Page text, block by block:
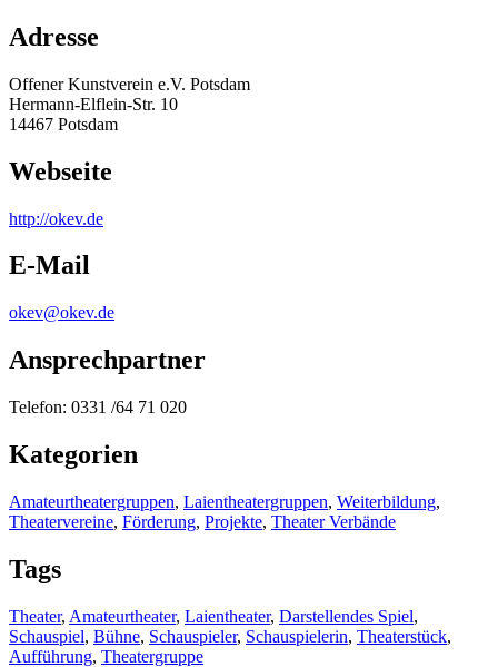
Adresse
Offener Kunstverein e.V. Potsdam
Hermann-Elflein-Str. 10
14467 Potsdam
Webseite
http://okev.de
E-Mail
okev@okev.de
Ansprechpartner
Telefon: 0331 /64 71 020
Kategorien
Amateurtheatergruppen, Laientheatergruppen, Weiterbildung,
Theatervereine, Förderung, Projekte, Theater Verbände
Tags
Theater, Amateurtheater, Laientheater, Darstellendes Spiel,
Schauspiel, Bühne, Schauspieler, Schauspielerin, Theaterstück,
Aufführung, Theatergruppe